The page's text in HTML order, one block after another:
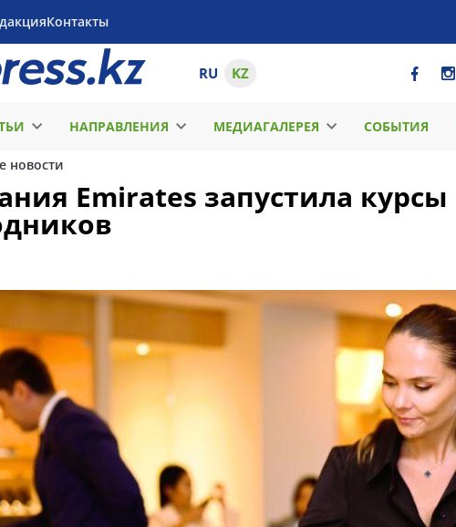
Контакты
RU KZ
НАПРАВЛЕНИЯ МЕДИАГАЛЕРЕЯ СОБЫТИЯ
новости
Emirates запустила курсы